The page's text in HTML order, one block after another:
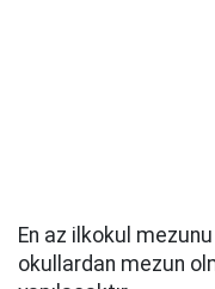
En az ilkokul
okullardan mezun